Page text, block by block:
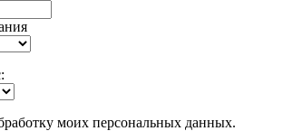
моих персональных данных.